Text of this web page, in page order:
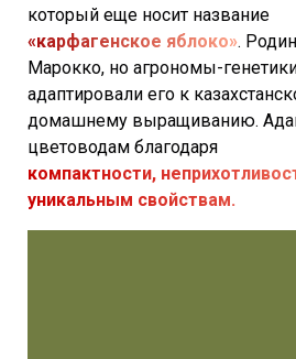
который еще носит название
«карфагенское яблоко».
Марокко, но агрономы-
адаптировали его к
домашнему выращиванию.
цветоводам благодаря
компактности,
уникальным свойствам.